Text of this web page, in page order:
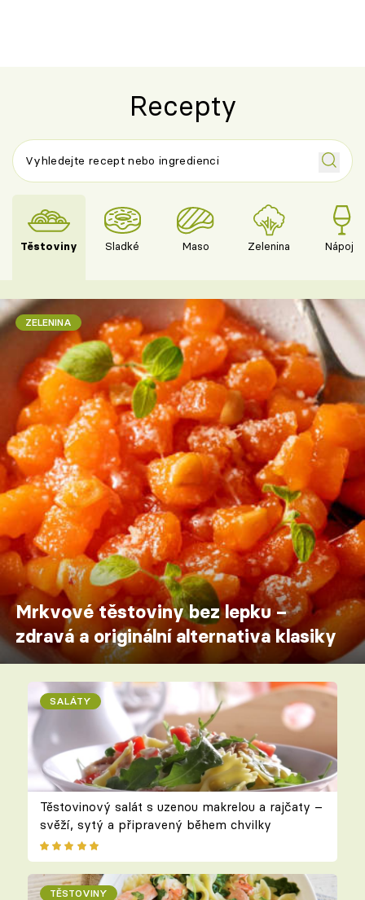
Recepty
Těstoviny Sladké Maso Zelenina Nápoje
ZELENINA
Mrkvové těstoviny bez lepku –
zdravá a originální alternativa klasiky
SALÁTY
Těstovinový salát s uzenou makrelou a rajčaty –
svěží, sytý a připravený během chvilky
TĚSTOVINY